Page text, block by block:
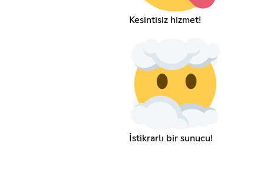
Kesintisiz hizmet!
İstikrarlı bir sunucu!